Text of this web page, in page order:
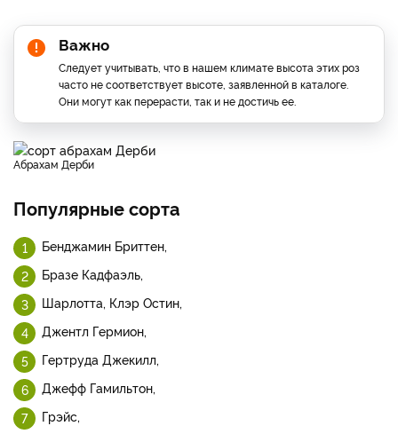
Важно
Следует учитывать, что в нашем климате высота этих роз
часто не соответствует высоте, заявленной в каталоге.
Они могут как перерасти, так и не достичь ее.
Абрахам Дерби
Популярные сорта
Бенджамин Бриттен,
Бразе Кадфаэль,
Шарлотта, Клэр Остин,
Джентл Гермион,
Гертруда Джекилл,
Джефф Гамильтон,
Грэйс,